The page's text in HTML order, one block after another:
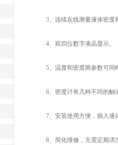
3、连续在线测量液体密度
4、双四位数字液晶显示。
5、温度和密度两参数可同
6、密度计有几种不同的触
7、安装使用方便，插入液
8、简化维修，无需定期清